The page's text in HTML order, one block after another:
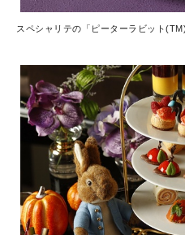
スペシャリテの「ピーターラビット